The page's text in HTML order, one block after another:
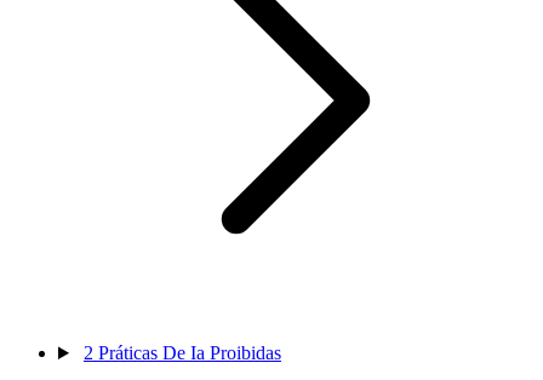
2 Práticas De Ia Proibidas